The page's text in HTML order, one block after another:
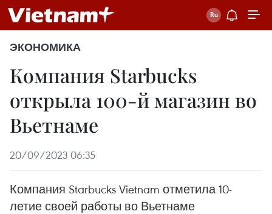
ЭКОНОМИКА
Компания Starbucks
открыла 100-й магазин во
Вьетнаме
20/09/2023 06:35
Компания Starbucks Vietnam отметила 10-
летие своей работы во Вьетнаме